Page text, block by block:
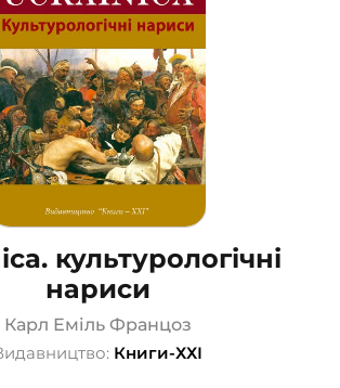
словники (55)
(1)
культурологічні
нариси
Карл Еміль Францоз
Книги-ХХІ